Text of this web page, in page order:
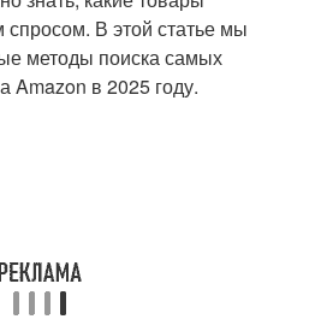
В этой статье мы
методы поиска самых
Amazon в 2025 году.